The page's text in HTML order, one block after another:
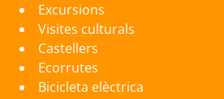
Excursions
Visites culturals
Castellers
Ecorrutes
Bicicleta elèctrica